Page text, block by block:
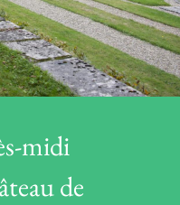
midi
de